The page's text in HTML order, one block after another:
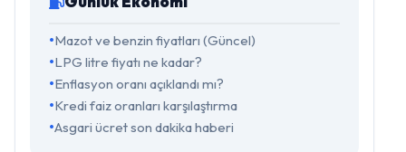
Mazot ve benzin fiyatları (Güncel)
LPG litre fiyatı ne kadar?
Enflasyon oranı açıklandı mı?
Kredi faiz oranları karşılaştırma
Asgari ücret son dakika haberi